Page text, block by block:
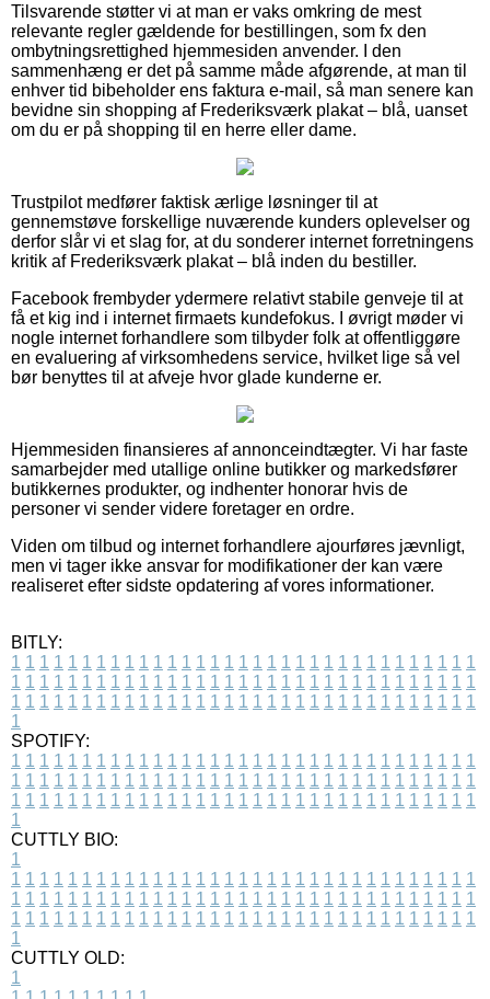
Tilsvarende støtter vi at man er vaks omkring de mest
relevante regler gældende for bestillingen, som fx den
ombytningsrettighed hjemmesiden anvender. I den
sammenhæng er det på samme måde afgørende, at man til
enhver tid bibeholder ens faktura e-mail, så man senere kan
bevidne sin shopping af Frederiksværk plakat – blå, uanset
om du er på shopping til en herre eller dame.
Trustpilot medfører faktisk ærlige løsninger til at
gennemstøve forskellige nuværende kunders oplevelser og
derfor slår vi et slag for, at du sonderer internet forretningens
kritik af Frederiksværk plakat – blå inden du bestiller.
Facebook frembyder ydermere relativt stabile genveje til at
få et kig ind i internet firmaets kundefokus. I øvrigt møder vi
nogle internet forhandlere som tilbyder folk at offentliggøre
en evaluering af virksomhedens service, hvilket lige så vel
bør benyttes til at afveje hvor glade kunderne er.
Hjemmesiden finansieres af annonceindtægter. Vi har faste
samarbejder med utallige online butikker og markedsfører
butikkernes produkter, og indhenter honorar hvis de
personer vi sender videre foretager en ordre.
Viden om tilbud og internet forhandlere ajourføres jævnligt,
men vi tager ikke ansvar for modifikationer der kan være
realiseret efter sidste opdatering af vores informationer.
BITLY:
1 1 1 1 1 1 1 1 1 1 1 1 1 1 1 1 1 1 1 1 1 1 1 1 1 1 1 1 1 1 1 1 1
1 1 1 1 1 1 1 1 1 1 1 1 1 1 1 1 1 1 1 1 1 1 1 1 1 1 1 1 1 1 1 1 1
1 1 1 1 1 1 1 1 1 1 1 1 1 1 1 1 1 1 1 1 1 1 1 1 1 1 1 1 1 1 1 1 1
1
SPOTIFY:
1 1 1 1 1 1 1 1 1 1 1 1 1 1 1 1 1 1 1 1 1 1 1 1 1 1 1 1 1 1 1 1 1
1 1 1 1 1 1 1 1 1 1 1 1 1 1 1 1 1 1 1 1 1 1 1 1 1 1 1 1 1 1 1 1 1
1 1 1 1 1 1 1 1 1 1 1 1 1 1 1 1 1 1 1 1 1 1 1 1 1 1 1 1 1 1 1 1 1
1
CUTTLY BIO:
1
1 1 1 1 1 1 1 1 1 1 1 1 1 1 1 1 1 1 1 1 1 1 1 1 1 1 1 1 1 1 1 1 1
1 1 1 1 1 1 1 1 1 1 1 1 1 1 1 1 1 1 1 1 1 1 1 1 1 1 1 1 1 1 1 1 1
1 1 1 1 1 1 1 1 1 1 1 1 1 1 1 1 1 1 1 1 1 1 1 1 1 1 1 1 1 1 1 1 1
1
CUTTLY OLD:
1